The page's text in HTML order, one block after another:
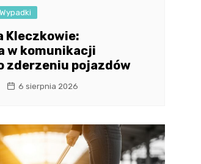
Wypadki
Kleczkowie:
w komunikacji
zderzeniu pojazdów
6 sierpnia 2026